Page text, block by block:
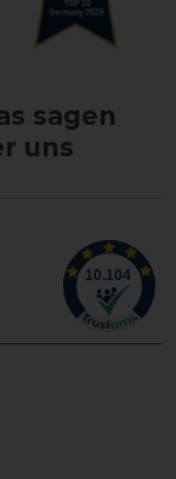
sagen
uns